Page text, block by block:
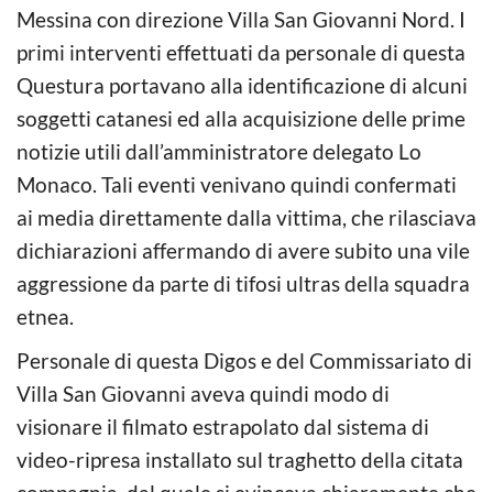
Messina con direzione Villa San Giovanni Nord. I
primi interventi effettuati da personale di questa
Questura portavano alla identificazione di alcuni
soggetti catanesi ed alla acquisizione delle prime
notizie utili dall’amministratore delegato Lo
Monaco. Tali eventi venivano quindi confermati
ai media direttamente dalla vittima, che rilasciava
dichiarazioni affermando di avere subito una vile
aggressione da parte di tifosi ultras della squadra
etnea.
Personale di questa Digos e del Commissariato di
Villa San Giovanni aveva quindi modo di
visionare il filmato estrapolato dal sistema di
video-ripresa installato sul traghetto della citata